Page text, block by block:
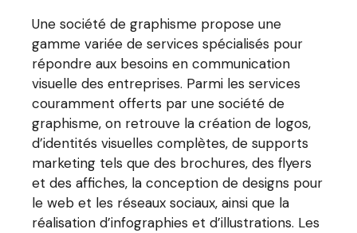
Une société de graphisme propose une
gamme variée de services spécialisés pour
répondre aux besoins en communication
visuelle des entreprises. Parmi les services
couramment offerts par une société de
graphisme, on retrouve la création de logos,
d’identités visuelles complètes, de supports
marketing tels que des brochures, des flyers
et des affiches, la conception de designs pour
le web et les réseaux sociaux, ainsi que la
réalisation d’infographies et d’illustrations. Les